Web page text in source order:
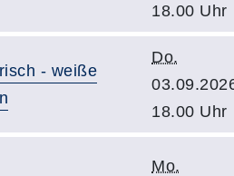
18.00 Uhr
- weiße
Do.
18.00 Uhr
Mo.